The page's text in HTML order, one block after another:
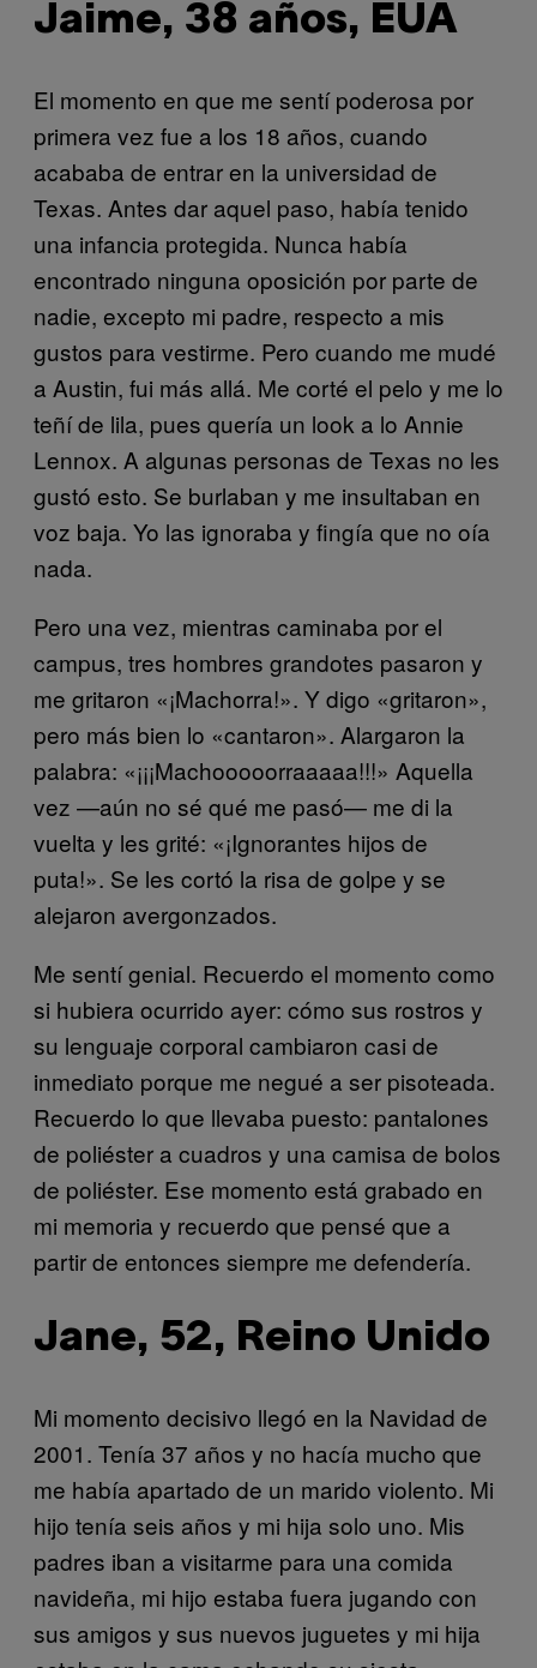
Jaime, 38 años, EUA
El momento en que me sentí poderosa por
primera vez fue a los 18 años, cuando
acababa de entrar en la universidad de
Texas. Antes dar aquel paso, había tenido
una infancia protegida. Nunca había
encontrado ninguna oposición por parte de
nadie, excepto mi padre, respecto a mis
gustos para vestirme. Pero cuando me mudé
a Austin, fui más allá. Me corté el pelo y me lo
teñí de lila, pues quería un look a lo Annie
Lennox. A algunas personas de Texas no les
gustó esto. Se burlaban y me insultaban en
voz baja. Yo las ignoraba y fingía que no oía
nada.
Pero una vez, mientras caminaba por el
campus, tres hombres grandotes pasaron y
me gritaron «¡Machorra!». Y digo «gritaron»,
pero más bien lo «cantaron». Alargaron la
palabra: «¡¡¡Machooooorraaaaa!!!» Aquella
vez —aún no sé qué me pasó— me di la
vuelta y les grité: «¡Ignorantes hijos de
puta!». Se les cortó la risa de golpe y se
alejaron avergonzados.
Me sentí genial. Recuerdo el momento como
si hubiera ocurrido ayer: cómo sus rostros y
su lenguaje corporal cambiaron casi de
inmediato porque me negué a ser pisoteada.
Recuerdo lo que llevaba puesto: pantalones
de poliéster a cuadros y una camisa de bolos
de poliéster. Ese momento está grabado en
mi memoria y recuerdo que pensé que a
partir de entonces siempre me defendería.
Jane, 52, Reino Unido
Mi momento decisivo llegó en la Navidad de
2001. Tenía 37 años y no hacía mucho que
me había apartado de un marido violento. Mi
hijo tenía seis años y mi hija solo uno. Mis
padres iban a visitarme para una comida
navideña, mi hijo estaba fuera jugando con
sus amigos y sus nuevos juguetes y mi hija